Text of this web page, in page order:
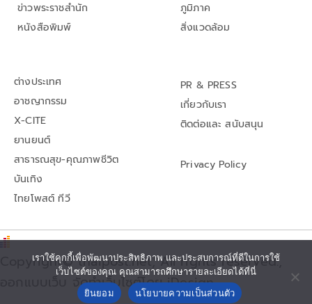
ข่าวพระราชสำนัก
หนังสือพิมพ์
ภูมิภาค
สิ่งแวดล้อม
ต่างประเทศ
อาชญากรรม
X-CITE
ยานยนต์
สาธารณสุข-คุณภาพชีวิต
บันเทิง
ไทยโพสต์ ทีวี
PR & PRESS
เกี่ยวกับเรา
ติดต่อและ สนับสนุน
Privacy Policy
Copyright© thaipost.net, All rights reserved.,
ออกแบบเว็บ จัดทำเว็บไซต์โดย iDesign
เราใช้คุกกี้เพื่อพัฒนาประสิทธิภาพ และประสบการณ์ที่ดีในการใช้
เว็บไซต์ของคุณ คุณสามารถศึกษารายละเอียดได้ที่นี่
ยินยอม
นโยบายความเป็นส่วนตัว